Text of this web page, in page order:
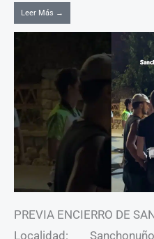
Leer Más →
PREVIA ENCIERRO DE
Localidad: